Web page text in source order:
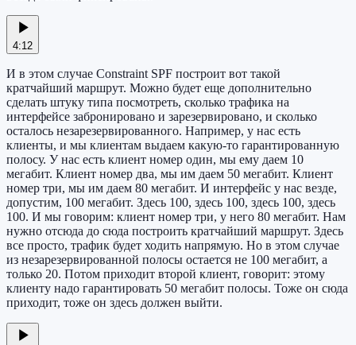
4:12
И в этом случае Constraint SPF построит вот такой
кратчайший маршрут. Можно будет еще дополнительно
сделать штуку типа посмотреть, сколько трафика на
интерфейсе забронировано и зарезервировано, и сколько
осталось незарезервированного. Например, у нас есть
клиенты, и мы клиентам выдаем какую-то гарантированную
полосу. У нас есть клиент номер один, мы ему даем 10
мегабит. Клиент номер два, мы им даем 50 мегабит. Клиент
номер три, мы им даем 80 мегабит. И интерфейс у нас везде,
допустим, 100 мегабит. Здесь 100, здесь 100, здесь 100, здесь
100. И мы говорим: клиент номер три, у него 80 мегабит. Нам
нужно отсюда до сюда построить кратчайший маршрут. Здесь
все просто, трафик будет ходить напрямую. Но в этом случае
из незарезервированной полосы остается не 100 мегабит, а
только 20. Потом приходит второй клиент, говорит: этому
клиенту надо гарантировать 50 мегабит полосы. Тоже он сюда
приходит, тоже он здесь должен выйти.